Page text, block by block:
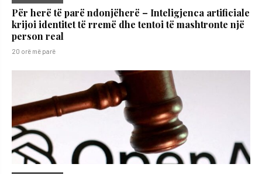
Për herë të parë ndonjëherë – Inteligjenca artificiale
krijoi identitet të rremë dhe tentoi të mashtronte një
person real
20 orë më parë